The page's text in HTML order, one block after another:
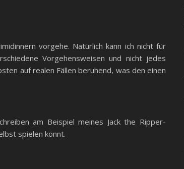
vorgehe. Natürlich kann ich nicht für
Vorgehensweisen und nicht jedes
auf realen Fällen beruhend, was den einen
am Beispiel meines Jack the Ripper-
spielen könnt.